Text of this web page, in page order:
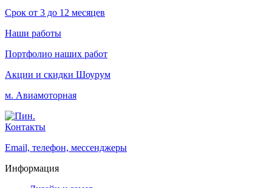
Срок от 3 до 12 месяцев
Наши работы
Портфолио наших работ
Акции и скидки Шоурум
м. Авиамоторная
Контакты
Email, телефон, мессенджеры
Информация